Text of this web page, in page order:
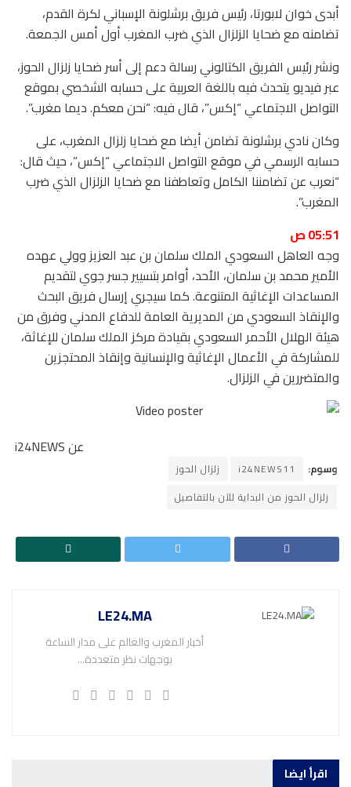
أبدى خوان لابورتا، رئيس فريق برشلونة الإسباني لكرة القدم،
تضامنه مع ضحايا الزلزال الذي ضرب المغرب أول أمس الجمعة.
ونشر رئيس الفريق الكتالوني رسالة دعم إلى أسر ضحايا زلزال الحوز،
عبر فيديو يتحدث فيه باللغة العربية على حسابه الشخصي بموقع
التواصل الاجتماعي “إكس”، قال فيه: “نحن معكم. ديما مغرب”.
وكان نادي برشلونة تضامن أيضا مع ضحايا زلزال المغرب، على
حسابه الرسمي في موقع التواصل الاجتماعي “إكس”، حيث قال:
“نعرب عن تضامننا الكامل وتعاطفنا مع ضحايا الزلزال الذي ضرب
المغرب”.
05:51 ص
وجه العاهل السعودي الملك سلمان بن عبد العزيز وولي عهده
الأمير محمد بن سلمان، الأحد، أوامر بتسيير جسر جوي لتقديم
المساعدات الإغاثية المتنوعة. كما سيجري إرسال فريق البحث
والإنقاذ السعودي من المديرية العامة للدفاع المدني وفرق من
هيئة الهلال الأحمر السعودي بقيادة مركز الملك سلمان للإغاثة،
للمشاركة في الأعمال الإغاثية والإنسانية وإنقاذ المحتجزين
والمتضررين في الزلزال.
عن i24NEWS
وسوم: i24NEWS11
زلزال الحوز
زلزال الحوز من البداية للآن بالتفاصيل
LE24.MA
أخبار المغرب والعالم على مدار الساعة
بوجهات نظر متعددة...
اقرأ ايضا